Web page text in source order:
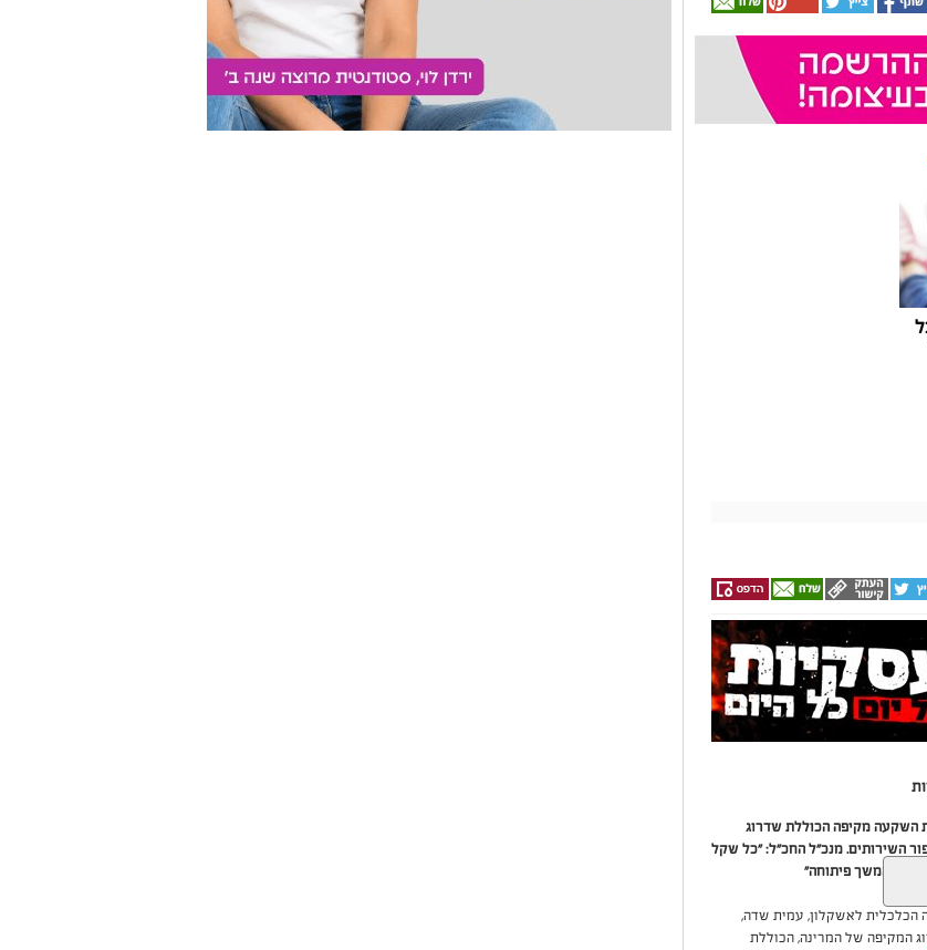
השקעה מקיפה הכוללת שדרוג
השירותים. מנכ"ל החכ"ל: "כל שקל
והמשך פיתוחה"
הכלכלית לאשקלון, עמית שדה,
המקיפה של המרינה, הכוללת